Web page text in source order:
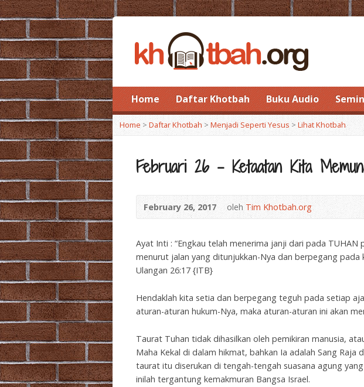
Home Daftar Khotbah Buku Audio
Home > Daftar Khotbah> Menjadi Seperti Yesus>Lihat Khotbah
Februari 26 – Ketaatan Kita
February 26, 2017 olehTim Khotbah.org
Ayat Inti : “Engkau telah menerima janji dari pada
menurut jalan yang ditunjukkan-Nya dan berpegang
Ulangan 26:17 {ITB}
Hendaklah kita setia dan berpegang teguh pada setiap
aturan-aturan hukum-Nya, maka aturan-aturan ini akan
Taurat Tuhan tidak dihasilkan oleh pemikiran manusia,
Maha Kekal di dalam hikmat, bahkan Ia adalah Sang
taurat itu diserukan di tengah-tengah suasana agung
inilah tergantung kemakmuran Bangsa Israel.